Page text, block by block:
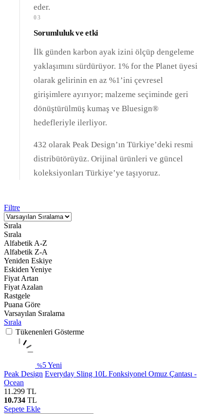
eder.
03
Sorumluluk ve etki
İlk günden karbon ayak izini ölçüp dengeleme
yaklaşımını sürdürüyor. 1% for the Planet üyesi
olarak gelirinin en az %1’ini çevresel
girişimlere ayırıyor; malzeme seçiminde geri
dönüştürülmüş kumaş ve Bluesign®
hedefleriyle ilerliyor.
432 olarak Peak Design’ın Türkiye’deki resmi
distribütörüyüz. Orijinal ürünleri ve güncel
koleksiyonları Türkiye’ye taşıyoruz.
Filtre
Sırala
Sırala
Alfabetik A-Z
Alfabetik Z-A
Yeniden Eskiye
Eskiden Yeniye
Fiyat Artan
Fiyat Azalan
Rastgele
Puana Göre
Varsayılan Sıralama
Sırala
Tükenenleri Gösterme
%5Yeni
Peak Design Everyday Sling 10L Fonksiyonel Omuz Çantası -
Ocean
11.299 TL
10.734 TL
Sepete Ekle